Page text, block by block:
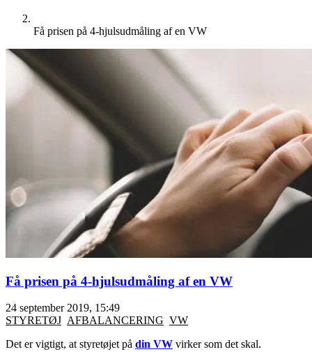
Få prisen på 4-hjulsudmåling af en VW
Få prisen på 4-hjulsudmåling af en VW
24 september 2019, 15:49
STYRETØJ AFBALANCERING VW
Det er vigtigt, at styretøjet på din VW virker som det skal.